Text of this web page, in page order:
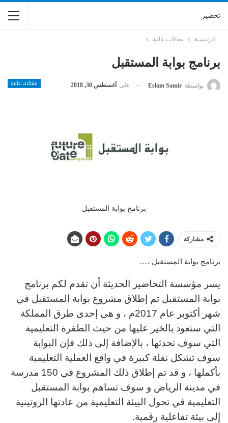
تحضير
الرئيسية مقالات عامة
برنامج بوابة المستقبل
مقالات عامة بواسطة Eslam Samir على أغسطس 30, 2018
برنامج بوابة المستقبل
مشاركة
برنامج بوابة المستقبل ….
يسر مؤسسة التحاضير الحديثة أن تقدم لكم برنامج
بوابة المستقبل تم إطلاق مشروع بوابة المستقبل في
شهر أكتوبر عام 2017م ، و هي إحدى طرق المملكة
التي ستعود بالخير عليها من حيث الطفرة التعليمية
التي سوف تحدثها ، بالإضافة إلى ذلك فإن البوابة
سوف تشكل نقلة كبيرة في واقع العملية التعليمية
بأكملها ، و قد تم إطلاق ذلك المشروع في 150 مدرسة
في مدينة الرياض و سوف تساهم بوابة المستقبل
التعليمية في تحول البيئة التعليمية من عادتها الروتينية
إلى بيئة تفاعلية رقمية.